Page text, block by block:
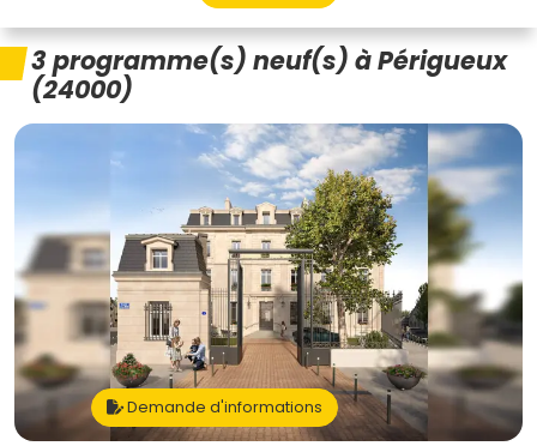
3 programme(s) neuf(s) à Périgueux
(24000)
Demande d'informations